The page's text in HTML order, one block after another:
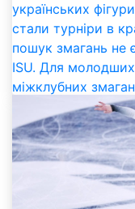
українських
стали турніри в
пошук змагань не
ISU. Для молодших
міжклубних
інтерклубних
календарем та
існує.
інтерклубні